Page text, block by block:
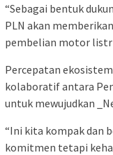
“Sebagai bentuk
PLN akan
pembelian motor
Percepatan
kolaboratif antara
untuk mewujudkan
“Ini kita kompak dan
komitmen tetapi